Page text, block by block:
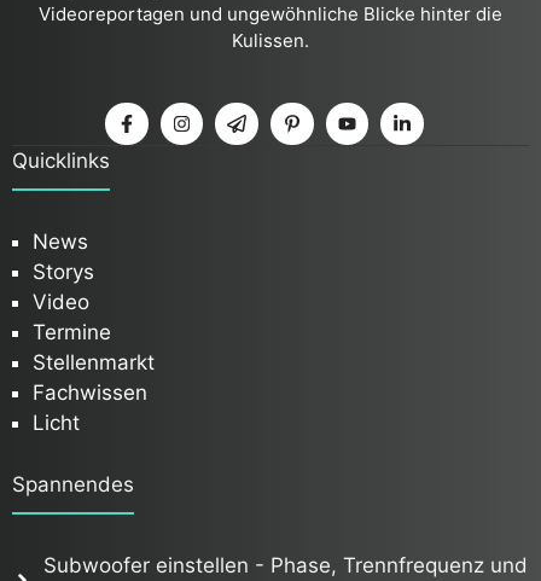
Videoreportagen und ungewöhnliche Blicke hinter die
Kulissen.
Quicklinks
News
Storys
Video
Termine
Stellenmarkt
Fachwissen
Licht
Spannendes
Subwoofer einstellen - Phase, Trennfrequenz und